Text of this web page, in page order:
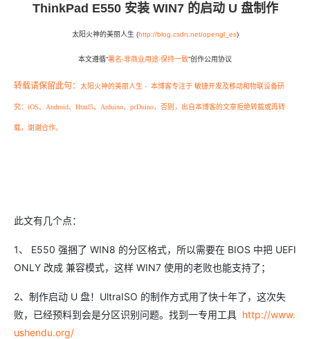
ThinkPad E550 安装 WIN7 的启动 U 盘制作
太阳火神的美丽人生 (http://blog.csdn.net/opengl_es)
本文遵循“署名-非商业用途-保持一致”创作公用协议
转载请保留此句： 太阳火神的美丽人生 - 本博客专注于 敏捷开发及移动和物联设备研
究：iOS、Android、Html5、Arduino、pcDuino， 否则，出自本博客的文章拒绝转载或再转
载，谢谢合作。
此文有几个点：
1、 E550 强捆了 WIN8 的分区格式，所以需要在 BIOS 中把 UEFI
ONLY 改成 兼容模式，这样 WIN7 使用的老败也能支持了；
2、制作启动 U 盘！UltraISO 的制作方式用了快十年了，这次失
败，已经预料到会是分区识别问题。找到一专用工具 http://www.
ushendu.org/